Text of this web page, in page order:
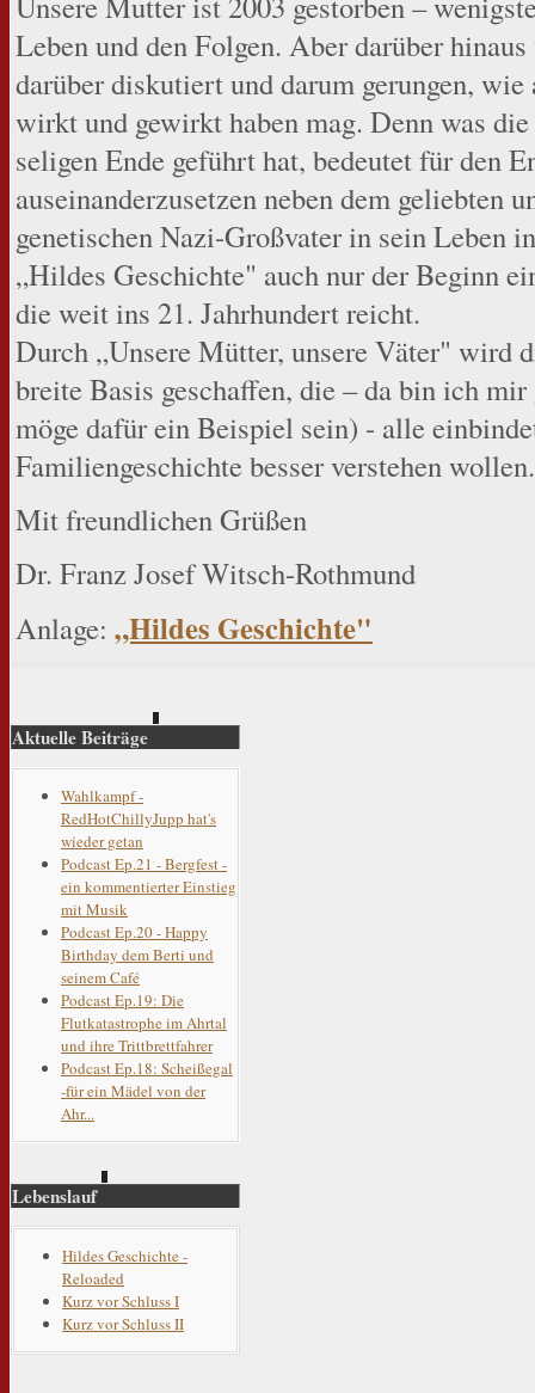
Leben und den Folgen. Aber darüber
darüber diskutiert und darum gerungen,
wirkt und gewirkt haben mag. Denn was
seligen Ende geführt hat, bedeutet für den
auseinanderzusetzen neben dem geliebten
genetischen Nazi-Großvater in sein Leben
„Hildes Geschichte" auch nur der Beginn
die weit ins 21. Jahrhundert reicht.
Durch „Unsere Mütter, unsere Väter" wird
breite Basis geschaffen, die – da bin ich
möge dafür ein Beispiel sein) - alle
Familiengeschichte besser verstehen wollen.
Mit freundlichen Grüßen
Dr. Franz Josef Witsch-Rothmund
Anlage: „Hildes Geschichte"
Aktuelle Beiträge
Wahlkampf -
RedHotChillyJupp hat's
wieder getan
Podcast Ep.21 - Bergfest -
ein kommentierter Einstieg
mit Musik
Podcast Ep.20 - Happy
Birthday dem Berti und
seinem Café
Podcast Ep.19: Die
Flutkatastrophe im Ahrtal
und ihre Trittbrettfahrer
Podcast Ep.18: Scheißegal
-für ein Mädel von der
Ahr...
Lebenslauf
Hildes Geschichte -
Reloaded
Kurz vor Schluss I
Kurz vor Schluss II